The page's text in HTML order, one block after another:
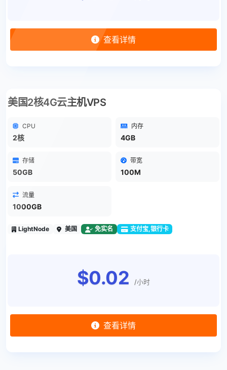
查看详情
美国2核4G云主机VPS
CPU
2核
内存
4GB
存储
50GB
带宽
100M
流量
1000GB
LightNode 美国 免实名 支付宝,银行卡
$0.02 /小时
查看详情